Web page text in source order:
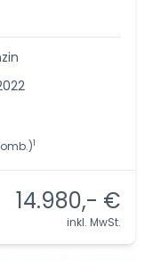
1
14.980,- €
inkl. MwSt.